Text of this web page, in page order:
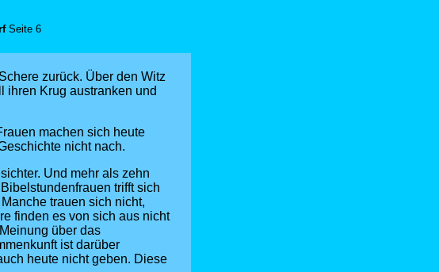
Seite 6
zurück. Über den Witz
ihren Krug austranken und
machen sich heute
nicht nach.
Und mehr als zehn
trifft sich
trauen sich nicht,
finden es von sich aus nicht
über das
ist darüber
heute nicht geben. Diese